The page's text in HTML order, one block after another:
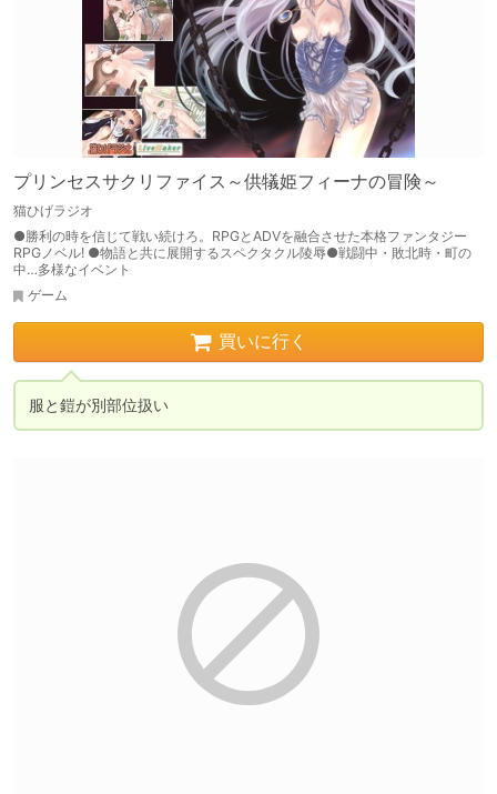
プリンセスサクリファイス～供犠姫フィーナの冒険～
猫ひげラジオ
●勝利の時を信じて戦い続けろ。RPGとADVを融合させた本格ファンタジー
RPGノベル! ●物語と共に展開するスペクタクル陵辱●戦闘中・敗北時・町の
中…多様なイベント
ゲーム
買いに行く
服と鎧が別部位扱い